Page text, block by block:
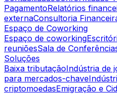
PagamentoRelatórios
externaConsultoria
Espaço de Coworking
Espaço de coworking
reuniõesSala de
Soluções
Baixa tributaçãoIndústria de
para mercados-chave
criptomoedasEmigração e